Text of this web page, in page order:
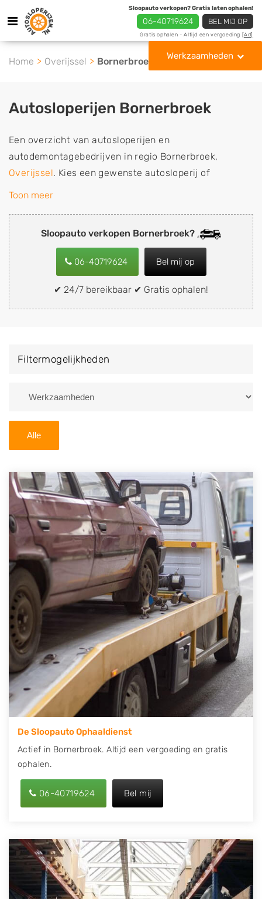
Sloopauto verkopen? Gratis laten ophalen!
06-40719624 BEL MIJ OP
Gratis ophalen - Altijd een vergoeding [Ad]
Werkzaamheden
Home Overijssel Bornerbroek
Sloopauto verkopen Bornerbroek?
06-40719624 Bel mij op
✔ 24/7 bereikbaar ✔ Gratis ophalen!
Autosloperijen Bornerbroek
Een overzicht van autosloperijen en
autodemontagebedrijven in regio Bornerbroek,
Overijssel. Kies een gewenste autosloperij of
autosloop uit de lijst die gespecialiseerd is in de
onderdelen of in de inkoop van sloopauto's,
schadeauto's en tweedehands auto's (ook zonder apk
keuring). Wilt u uw auto, camper, vrachtwagen, motor
of brommobiel snel en eenvoudig verkopen aan een
demontagebedrijf in de buurt, deze zelf wegbrengen
naar de sloop of deze liever laten ophalen op een
van Bornerbroek en ontvang een vergoeding voor uw
Zoekt u liever naar een sloperij in een andere plaats of
U kunt er ook voor kiezen om direct uw sloopauto te
verkopen en op te laten halen door de Sloopauto
Ophaaldienst van Autosloperijen.nl. Wij kunnen uw
auto gratis ophalen in Bornerbroek. Neem
telefonisch contact op of maak een terugbelafspraak.
Wilt u direct een tweedehands auto onderdelen
offerte aanvragen? Dat kan via de Onderdelenlijn! Vul
uw kenteken in en druk op verzenden.
Wij kunnen u helpen met de inkoop van auto's van
eigenlijk alle merken, zoals Alfa Romeo, Audi, BMW,
Chevrolet, Citroën, Dacia, Fiat, Ford, Honda, Hyundai,
Kia, Mazda, Mercedes Benz, Mitsubishi, Nissan, Opel,
Peugeot, Porsche, Renault, Seat, Skoda, Suzuki, Tesla,
Toyota, Volkswagen en Volvo.
Toon meer
Filtermogelijkheden
Alle
De Sloopauto Ophaaldienst
Actief in Bornerbroek. Altijd een vergoeding en gratis
ophalen.
06-40719624 Bel mij